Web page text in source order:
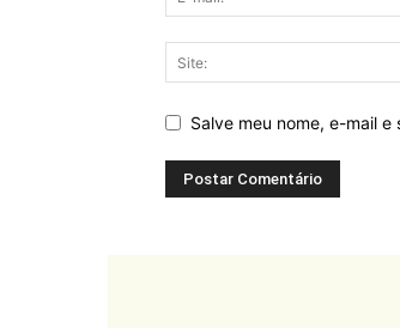
Salve meu nome, e-mail